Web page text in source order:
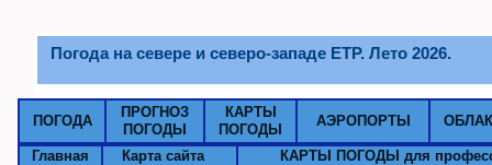
Погода на севере и северо-западе ЕТР. Лето 2026.
ПОГОДА
ПРОГНОЗ
ПОГОДЫ
КАРТЫ
ПОГОДЫ
АЭРОПОРТЫ
Главная Карта сайта
КАРТЫ ПОГОДЫ для